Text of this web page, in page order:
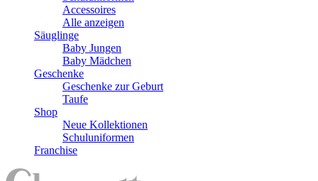
Accessoires
Alle anzeigen
Säuglinge
Baby Jungen
Baby Mädchen
Geschenke
Geschenke zur Geburt
Taufe
Shop
Neue Kollektionen
Schuluniformen
Franchise